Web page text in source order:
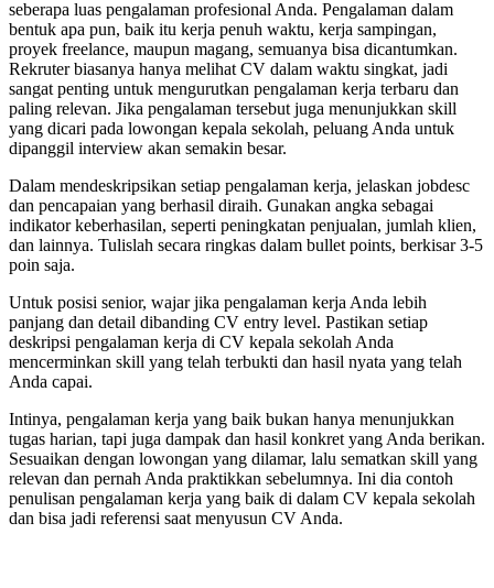
seberapa luas pengalaman profesional Anda. Pengalaman dalam
bentuk apa pun, baik itu kerja penuh waktu, kerja sampingan,
proyek freelance, maupun magang, semuanya bisa dicantumkan.
Rekruter biasanya hanya melihat CV dalam waktu singkat, jadi
sangat penting untuk mengurutkan pengalaman kerja terbaru dan
paling relevan. Jika pengalaman tersebut juga menunjukkan skill
yang dicari pada lowongan kepala sekolah, peluang Anda untuk
dipanggil interview akan semakin besar.
Dalam mendeskripsikan setiap pengalaman kerja, jelaskan jobdesc
dan pencapaian yang berhasil diraih. Gunakan angka sebagai
indikator keberhasilan, seperti peningkatan penjualan, jumlah klien,
dan lainnya. Tulislah secara ringkas dalam bullet points, berkisar 3-5
poin saja.
Untuk posisi senior, wajar jika pengalaman kerja Anda lebih
panjang dan detail dibanding CV entry level. Pastikan setiap
deskripsi pengalaman kerja di CV kepala sekolah Anda
mencerminkan skill yang telah terbukti dan hasil nyata yang telah
Anda capai.
Intinya, pengalaman kerja yang baik bukan hanya menunjukkan
tugas harian, tapi juga dampak dan hasil konkret yang Anda berikan.
Sesuaikan dengan lowongan yang dilamar, lalu sematkan skill yang
relevan dan pernah Anda praktikkan sebelumnya. Ini dia contoh
penulisan pengalaman kerja yang baik di dalam CV kepala sekolah
dan bisa jadi referensi saat menyusun CV Anda.